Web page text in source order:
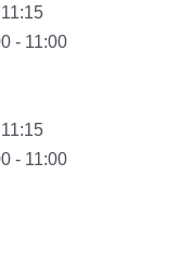
- 11:00
- 11:00